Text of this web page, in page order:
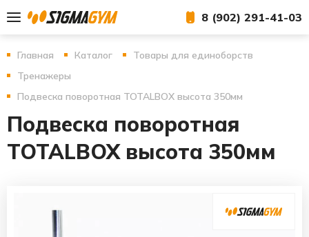
8 (902) 291-41-03
Главная Каталог
Товары для единоборств
Тренажеры
Подвеска поворотная TOTALBOX высота 350мм
Подвеска поворотная
TOTALBOX высота 350мм